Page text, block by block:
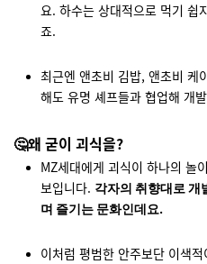
요. 하수는 상대적으로 먹기 쉽
죠.
최근엔 앤초비 김밥, 앤초비 케
해도 유명 셰프들과 협업해 개
🤔왜 굳이 괴식을?
MZ세대에게 괴식이 하나의 놀
보입니다. 각자의 취향대로 개
며 즐기는 문화인데요.
이처럼 평범한 안주보단 이색